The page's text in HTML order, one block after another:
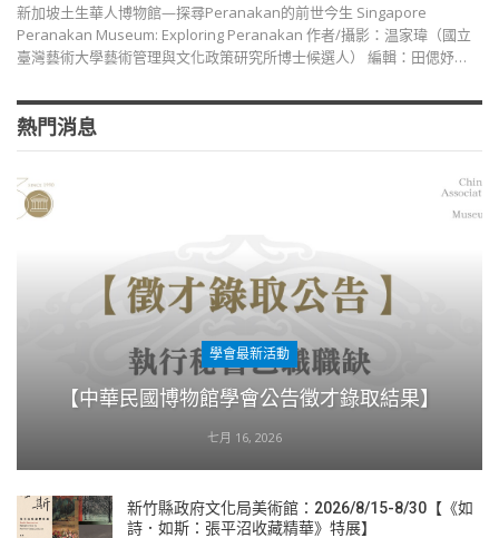
新加坡土生華人博物館—探尋Peranakan的前世今生 Singapore
Peranakan Museum: Exploring Peranakan 作者∕攝影：温家瑋（國立
臺灣藝術大學藝術管理與文化政策研究所博士候選人） 編輯：田偲妤…
熱門消息
學會最新活動
【中華民國博物館學會公告徵才錄取結果】
七月 16, 2026
新竹縣政府文化局美術館：2026/8/15-8/30【《如
詩．如斯：張平沼收藏精華》特展】